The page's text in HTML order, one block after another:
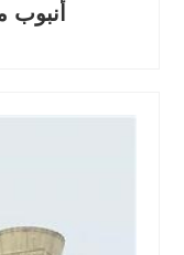
أنبوب